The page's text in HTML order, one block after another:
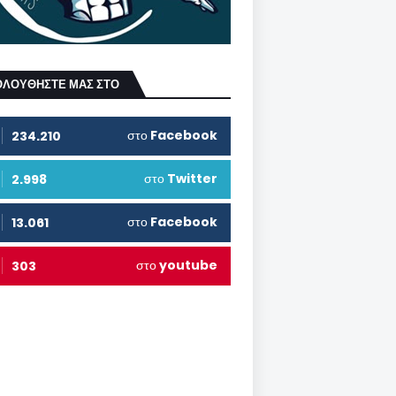
ΜΑΣ ΣΤΟ
234.210 στο Facebook
2.998 στο Twitter
13.061 στο Facebook
303 στοyoutube